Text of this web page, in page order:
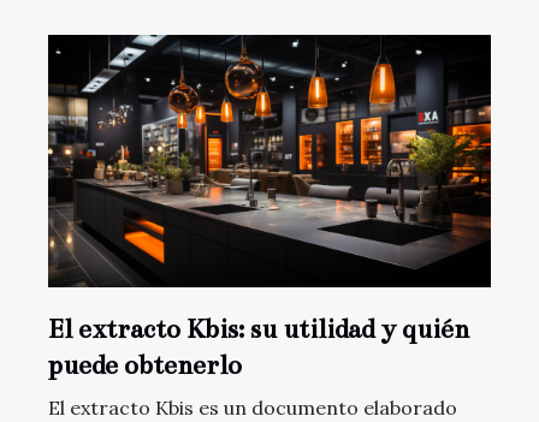
El extracto Kbis: su utilidad y quién
puede obtenerlo
El extracto Kbis es un documento elaborado